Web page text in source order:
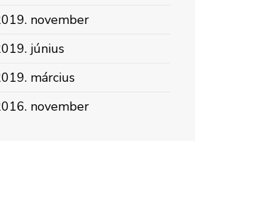
november
június
március
november